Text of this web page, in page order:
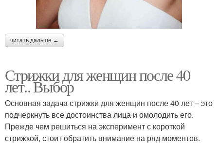
читать дальше →
Стрижки для женщин после 40
лет.. Выбор
Основная задача стрижки для женщин после 40 лет – это
подчеркнуть все достоинства лица и омолодить его.
Прежде чем решиться на эксперимент с короткой
стрижкой, стоит обратить внимание на ряд моментов.